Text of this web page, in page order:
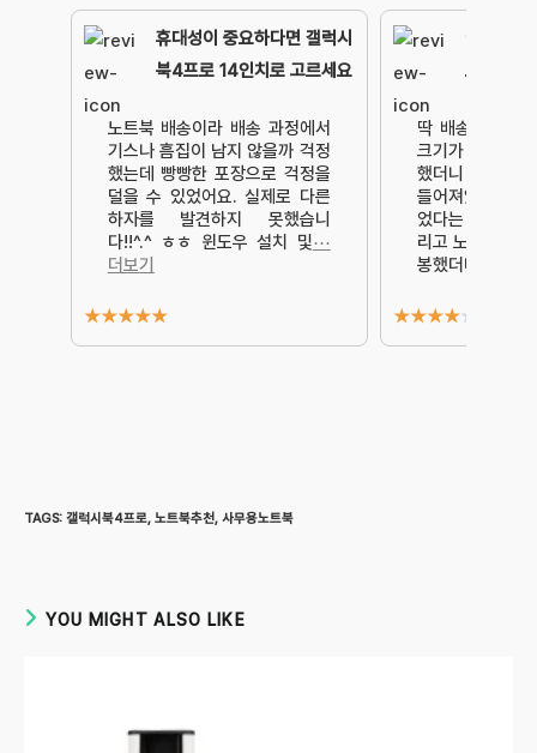
휴대성이 중요하다면 갤럭시
북4프로 14인치로 고르세요
노트북 배송이라 배송 과정에서
기스나 흠집이 남지 않을까 걱정
했는데 빵빵한 포장으로 걱정을
덜을 수 있었어요. 실제로 다른
하자를 발견하지 못했습니
다!!^.^ ㅎㅎ 윈도우 설치 및⋯
더보기
★★★★★
깔끔 스마
트북~!!
딱 배송 도착
크기가 크더라
했더니 노트북
들어져있어서
었다는 점에서
리고 노트북을
봉했더니
★★★★★
TAGS: 갤럭시북4프로, 노트북추천, 사무용노트북
YOU MIGHT ALSO LIKE